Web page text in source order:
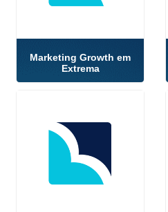
Marketing Growth em
Extrema